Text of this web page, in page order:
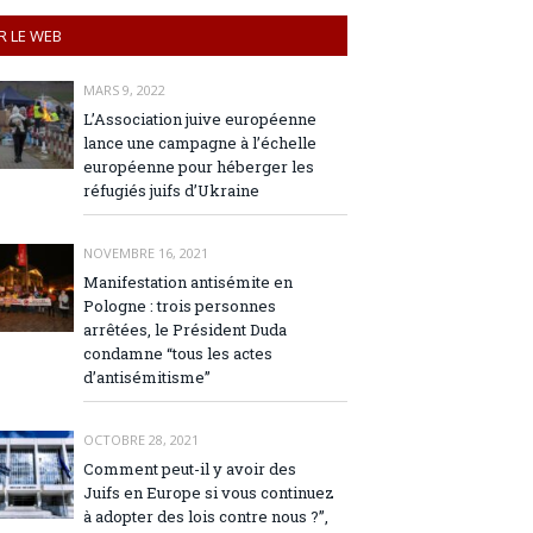
LE WEB
MARS 9, 2022
L’Association juive européenne
lance une campagne à l’échelle
européenne pour héberger les
réfugiés juifs d’Ukraine
NOVEMBRE 16, 2021
Manifestation antisémite en
Pologne : trois personnes
arrêtées, le Président Duda
condamne “tous les actes
d’antisémitisme”
OCTOBRE 28, 2021
Comment peut-il y avoir des
Juifs en Europe si vous continuez
à adopter des lois contre nous ?”,